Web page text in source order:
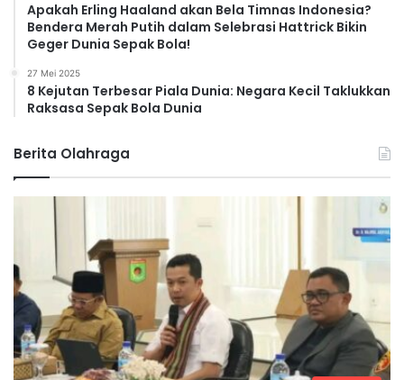
Apakah Erling Haaland akan Bela Timnas Indonesia?
Bendera Merah Putih dalam Selebrasi Hattrick Bikin
Geger Dunia Sepak Bola!
27 Mei 2025
8 Kejutan Terbesar Piala Dunia: Negara Kecil Taklukkan
Raksasa Sepak Bola Dunia
Berita Olahraga